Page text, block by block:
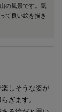
の風景です。気
て良い絵を描き
しそうな姿が
ぎます。